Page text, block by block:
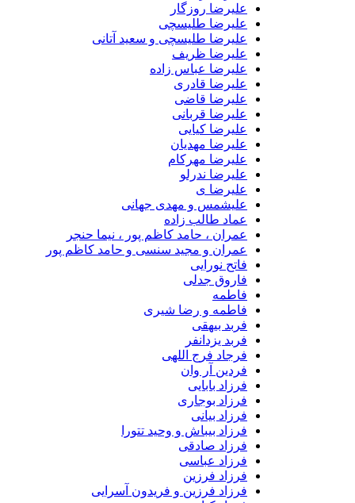
علیرضا روزگار
علیرضا طلیسچی
علیرضا طلیسچی و سعید آتانی
علیرضا ظریف
علیرضا عباس زاده
علیرضا قادری
علیرضا قاضی
علیرضا قربانی
علیرضا کیایی
علیرضا مهدیان
علیرضا مهرکام
علیرضا ندرلو
علیرضا ی
علیشمس و مهدی جهانی
عماد طالب زاده
عمران ، حامد کاظم پور ، نیما حنجر
عمران و مجید سنسی و حامد کاظم پور
فاتح نورایی
فاروق جدلی
فاطمه
فاطمه و رضا شیری
فربد بیهقی
فربد یزدانفر
فرجاد فرج اللهی
فردین آر وان
فرزاد بابایی
فرزاد بوجاری
فرزاد بیانی
فرزاد بیباش و وحید تتورا
فرزاد صادقی
فرزاد عباسی
فرزاد فرزین
فرزاد فرزین و فریدون آسرایی